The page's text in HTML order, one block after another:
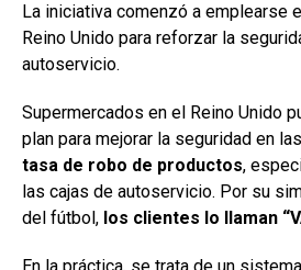
La iniciativa comenzó a emplearse
Reino Unido para reforzar la
autoservicio.
Supermercados en el Reino Unido
plan para mejorar la seguridad en
tasa de robo de productos,
las cajas de autoservicio. Por su
del fútbol, los clientes lo llaman “